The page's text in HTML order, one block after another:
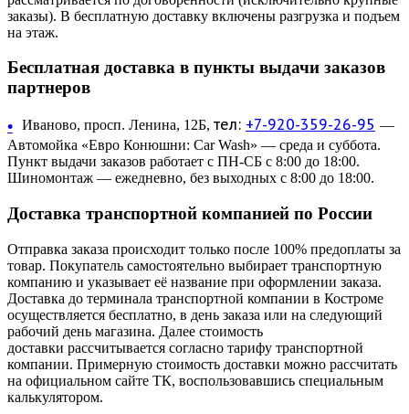
заказы). В бесплатную доставку включены разгрузка и подъем
на этаж.
Бесплатная доставка в пункты выдачи заказов
партнеров
• Иваново, просп. Ленина, 12Б, тел: +7-920-359-26-95 —
Автомойка «Евро Конюшни: Car Wash» — среда и суббота.
Пункт выдачи заказов работает с ПН-СБ с 8:00 до 18:00.
Шиномонтаж — ежедневно, без выходных с 8:00 до 18:00.
Доставка транспортной компанией по России
Отправка заказа происходит только после 100% предоплаты за
товар. Покупатель самостоятельно выбирает транспортную
компанию и указывает её название при оформлении заказа.
Доставка до терминала транспортной компании в Костроме
осуществляется бесплатно, в день заказа или на следующий
рабочий день магазина. Далее стоимость
доставки рассчитывается согласно тарифу транспортной
компании. Примерную стоимость доставки можно рассчитать
на официальном сайте ТК, воспользовавшись специальным
калькулятором.